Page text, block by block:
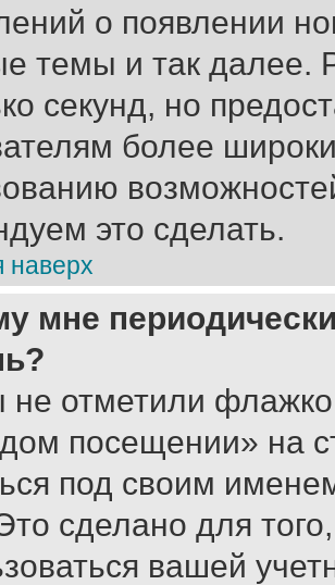
о появлении
темы и так далее.
секунд, но
более
это сделать.
наверх
мне
не отметили
посещении» на
под своим
сделано для
вашей